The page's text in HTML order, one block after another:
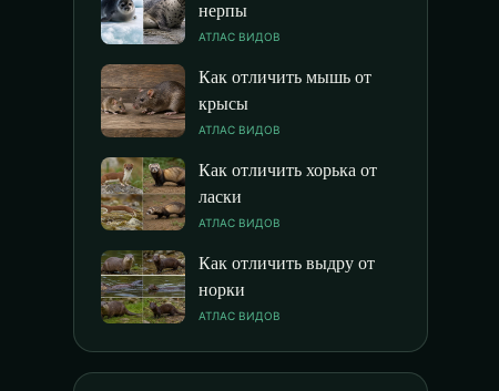
нерпы
АТЛАС ВИДОВ
Как отличить мышь от
крысы
АТЛАС ВИДОВ
Как отличить хорька от
ласки
АТЛАС ВИДОВ
Как отличить выдру от
норки
АТЛАС ВИДОВ